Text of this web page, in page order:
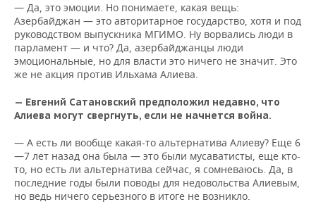
— Да, это эмоции. Но понимаете, какая вещь:
Азербайджан — это авторитарное государство, хотя и под
руководством выпускника МГИМО. Ну ворвались люди в
парламент — и что? Да, азербайджанцы люди
эмоциональные, но для власти это ничего не значит. Это
же не акция против Ильхама Алиева.
— Евгений Сатановский предположил недавно, что
Алиева могут свергнуть, если не начнется война.
— А есть ли вообще какая-то альтернатива Алиеву? Еще 6
—7 лет назад она была — это были мусаватисты, еще кто-
то, но есть ли альтернатива сейчас, я сомневаюсь. Да, в
последние годы были поводы для недовольства Алиевым,
но ведь ничего серьезного в итоге не возникло.